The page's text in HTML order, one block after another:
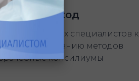
подход
подход узких специалистов к
и определению методов
консилиумы